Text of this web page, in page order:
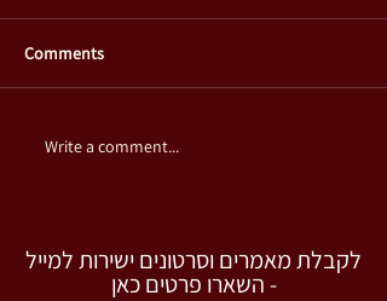
Comments
Write a comment...
לקבלת מאמרים וסרטונים ישירות למייל
- השארו פרטים כאן